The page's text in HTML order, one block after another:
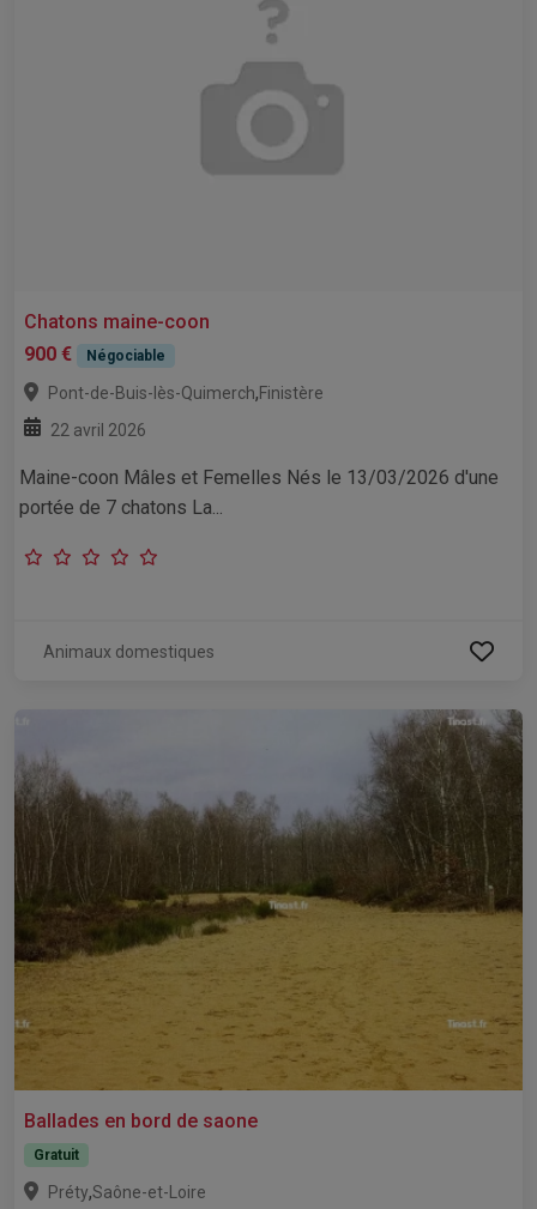
Chatons maine-coon
900 €
Négociable
Pont-de-Buis-lès-Quimerch,Finistère
22 avril 2026
Maine-coon Mâles et Femelles Nés le 13/03/2026 d'une
portée de 7 chatons La...
Animaux domestiques
Ballades en bord de saone
Gratuit
Préty,Saône-et-Loire